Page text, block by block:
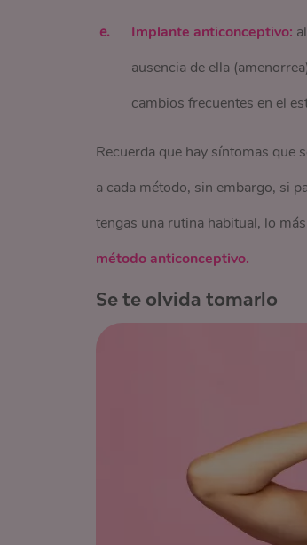
Implante anticonceptivo:
ausencia de ella
cambios frecuentes en el
Recuerda que hay síntomas que
a cada método, sin embargo, si
tengas una rutina habitual, lo
método anticonceptivo.
Se te olvida tomarlo